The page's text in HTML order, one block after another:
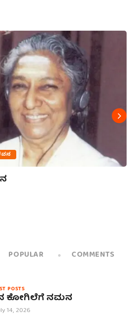
POPULAR COMMENTS
POSTS
ಕೋಗಿಲೆಗೆ ನಮನ
14, 2026